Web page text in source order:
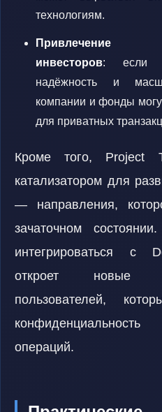
технологиям.
Привлечение
инвесторов: если
надёжность и
компании и фонды
для приватных
Кроме того, Project
катализатором для
— направления,
зачаточном
интегрироваться с
откроет новые
пользователей,
операций.